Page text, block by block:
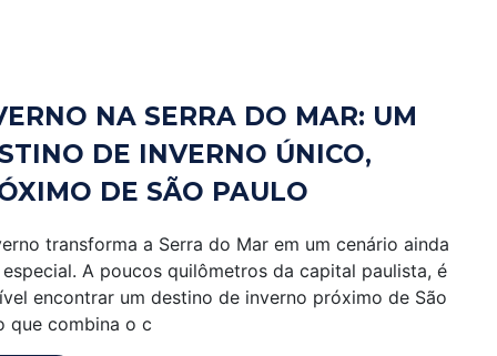
NA SERRA DO MAR: UM
DE INVERNO ÚNICO,
DE SÃO PAULO
transforma a Serra do Mar em um cenário ainda
especial. A poucos quilômetros da capital paulista, é
encontrar um destino de inverno próximo de São
que combina o c